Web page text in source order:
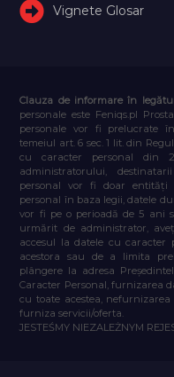
Vignete Glosar
Clauza de informare în
personale este Feniqs.pl
personale vor fi prelucrate
temeiul art. 6 sec. 1 lit. din
cu caracter personal din
administratorului,
personal vor fi doar entități
personal în baza legii, datele
vor fi pe o perioadă de 5 ani
urmărit de administrator,
accesul la datele cu caracter
acestora sau de a limita
plângere la adresa
Caracter Personal, furnizarea
cu toate acestea,
furniza servicii/oferta.
JESTEŚMY NIEZALEŻNYM